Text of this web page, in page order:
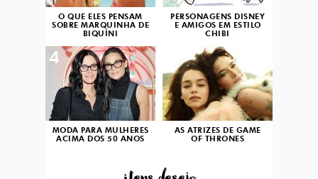
O QUE ELES PENSAM
SOBRE MARQUINHA DE
BIQUÍNI
PERSONAGENS DISNEY
E AMIGOS EM ESTILO
CHIBI
MODA PARA MULHERES
ACIMA DOS 50 ANOS
4
AS ATRIZES DE GAME
OF THRONES